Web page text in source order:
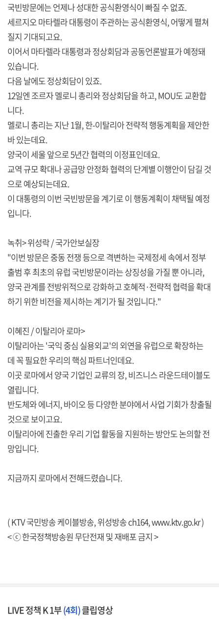
국빈방문에는 언제나 성대한 공식환영식이 빠질 수 없죠.
세르지오 마타렐라 대통령이 주관하는 공식환영식, 어떻게 펼쳐
질지 기대되고요.
이어서 마타렐라 대통령과 정상회담과 공동언론발표가 예정돼
있습니다.
다음 날에도 정상회담이 있죠.
12일엔 조르자 멜로니 총리와 정상회담을 하고, MOU도 교환합
니다.
멜로니 총리는 지난 1월, 한-이탈리아 전략적 행동계획을 제안한
바 있는데요.
양국이 세울 앞으로 5년간 협력의 이정표인데요.
교역 규모 확대나 공급망 안정화 협력의 단계별 이행안이 담길 것
으로 예상되는데요.
이 대통령의 이번 국빈방문을 계기로 이 행동계획이 채택될 예정
입니다.
녹취> 위성락 / 국가안보실장
"이번 방문은 중동 전쟁 등으로 격변하는 국제정세 속에서 정부
출범 후 최초의 유럽 국빈방문이라는 상징성을 가질 뿐 아니라,
양국 관계를 전방위적으로 강화하고 호혜적·전략적 협력을 확대
하기 위한 비전을 제시하는 계기가 될 것입니다."
이혜진 / 이탈리아 로마>
이탈리아는 '국익 중심 실용외교'의 외연을 유럽으로 확장하는
데 꼭 필요한 우리의 핵심 파트너인데요.
이곳 로마에서 양국 기업인 교류의 장, 비즈니스 라운드테이블도
열립니다.
반도체와 에너지, 바이오 등 다양한 분야에서 사업 기회가 창출될
것으로 보이고요.
이탈리아에 진출한 우리 기업 활동을 지원하는 방안도 논의할 전
망입니다.
지금까지 로마에서 전해드렸습니다.
( KTV 국민방송 케이블방송, 위성방송 ch164,www.ktv.go.kr)
< ⓒ 한국정책방송원 무단전재 및 재배포 금지 >
LIVE 정책 K 1부(4회)클립영상